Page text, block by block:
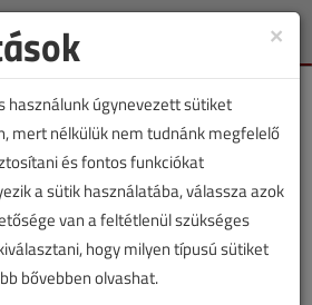
Toggle
TARTALOM
×
használunk úgynevezett sütiket
mert nélkülük nem tudnánk megfelelő
és fontos funkciókat
a sütik használatába, válassza azok
van a feltétlenül szükséges
hogy milyen típusú sütiket
bővebben olvashat.